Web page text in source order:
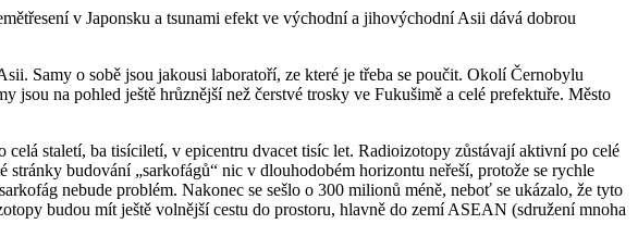
v Japonsku a tsunami efekt ve východní a jihovýchodní Asii dává dobrou
Samy o sobě jsou jakousi laboratoří, ze které je třeba se poučit. Okolí Černobylu
jsou na pohled ještě hrůznější než čerstvé trosky ve Fukušimě a celé prefektuře. Město
staletí, ba tisíciletí, v epicentru dvacet tisíc let. Radioizotopy zůstávají aktivní po celé
budování „sarkofágů“ nic v dlouhodobém horizontu neřeší, protože se rychle
nebude problém. Nakonec se sešlo o 300 milionů méně, neboť se ukázalo, že tyto
budou mít ještě volnější cestu do prostoru, hlavně do zemí ASEAN (sdružení mnoha